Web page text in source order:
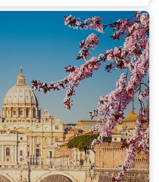
A Bergamo, puoi
un piatto a base di mais e
i baffi. Non dimenticare di provare
pasta ripiena bergamasca, e il
polenta. Se sei un amante dei dolci,
dedicata al famoso musicista
molte opportunità di svago. Puoi
piazze della città, fermarti in un
caffè italiano e fare shopping lungo
principale che ospita una vasta
raggiungere Bergamo, ti garantisci
Potrai goderti il paesaggio
questa bellissima città, senza lo